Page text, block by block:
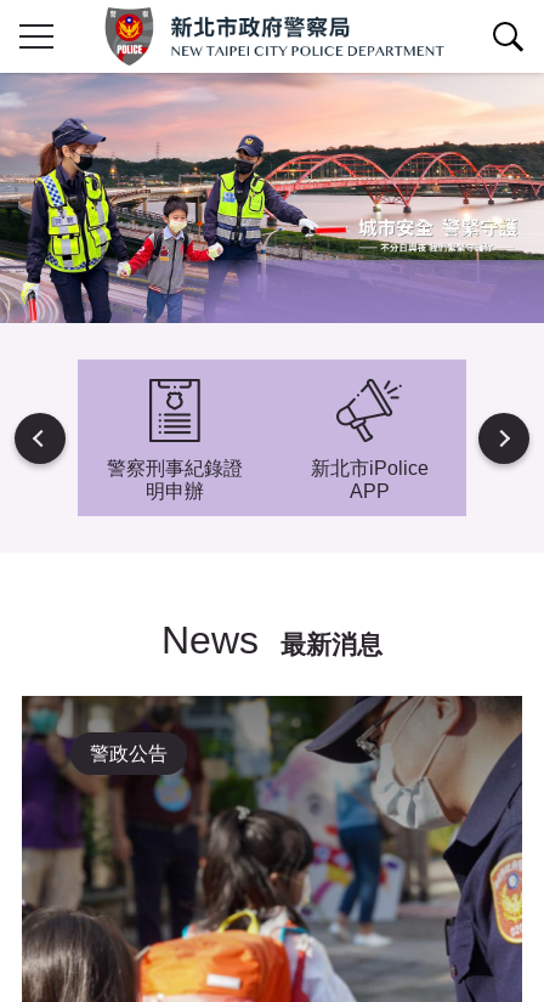
查詢區開關
難專
警察刑事紀錄證
明申辦
新北市iPolice
APP
小小
News 最新消息
警政公告